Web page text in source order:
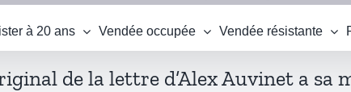
à 20 ans Vendée occupée Vendée résistante
de la lettre d’Alex Auvinet a sa